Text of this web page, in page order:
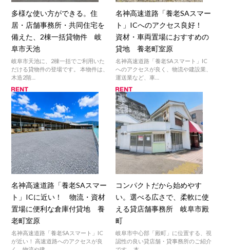
多様な使い方ができる。住
居・店舗事務所・共同住宅を
備えた、2棟一括貸物件 岐
阜市天池
岐阜市天池に、2棟一括でご利用いた
だける貸物件の登場です。 本物件は、
木造2階…
名神高速道路「養老SAスマー
ト」ICへのアクセス良好！
資材・車両置場におすすめの
貸地 養老町室原
名神高速道路「養老SAスマート」IC
へのアクセスが良く、物流や建設業、
運送業など、車…
名神高速道路「養老SAスマー
ト」ICに近い！ 物流・資材
置場に便利な倉庫付貸地 養
老町室原
名神高速道路「養老SAスマート」IC
が近い！ 高速道路へのアクセスが良
コンパクトだから始めやす
い。選べる広さで、柔軟に使
える貸店舗事務所 岐阜市殿
町
岐阜市中心部「殿町」に位置する、視
認性の良い貸店舗・貸事務所のご紹介